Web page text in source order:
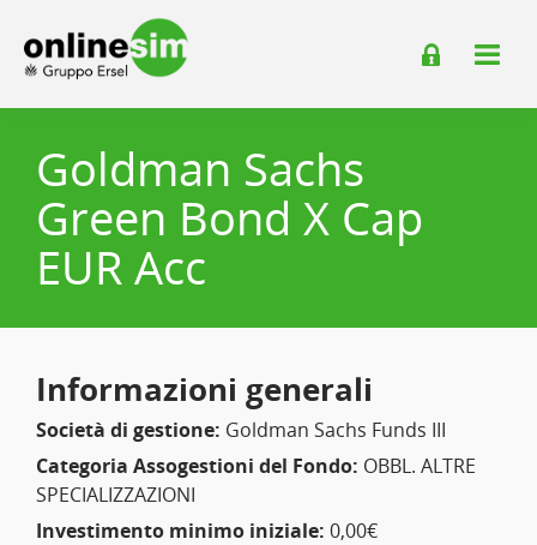
Goldman Sachs
Green Bond X Cap
EUR Acc
Informazioni generali
Società di gestione: Goldman Sachs Funds III
Categoria Assogestioni del Fondo: OBBL. ALTRE
SPECIALIZZAZIONI
Investimento minimo iniziale: 0,00€